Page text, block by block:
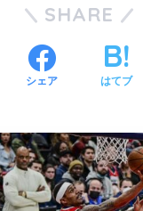
SHARE
シェア はてブ